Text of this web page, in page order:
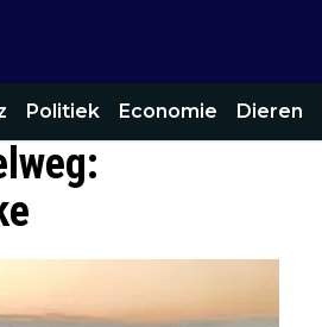
Politiek Economie Dieren